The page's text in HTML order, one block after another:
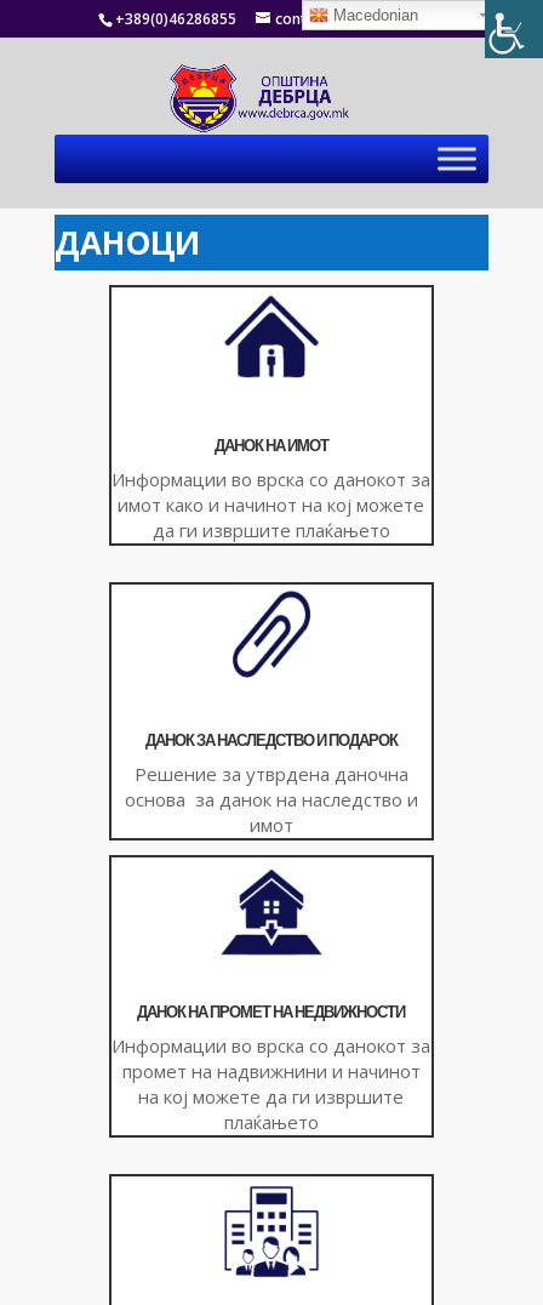
+389(0)46286855 contact@debrca.gov.mk
ДАНОЦИ
ДАНОК НА ИМОТ
Информации во врска со данокот за
имот како и начинот на кој можете
да ги извршите плаќањето
ДАНОК ЗА НАСЛЕДСТВО И ПОДАРОК
Решение за утврдена даночна
основа за данок на наследство и
имот
ДАНОК НА ПРОМЕТ НА НЕДВИЖНОСТИ
Информации во врска со данокот за
промет на надвижнини и начинот
на кој можете да ги извршите
плаќањето
Macedonian